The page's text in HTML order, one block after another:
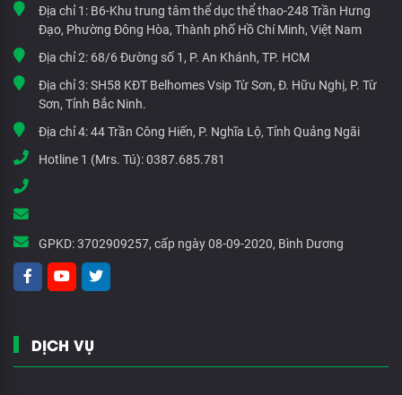
Địa chỉ 1: B6-Khu trung tâm thể dục thể thao-248 Trần Hưng
Đạo, Phường Đông Hòa, Thành phố Hồ Chí Minh, Việt Nam
Địa chỉ 2: 68/6 Đường số 1, P. An Khánh, TP. HCM
Địa chỉ 3:SH58 KĐT Belhomes Vsip Từ Sơn, Đ. Hữu Nghị, P. Từ
Sơn, Tỉnh Bắc Ninh.
Địa chỉ 4:44 Trần Công Hiến, P. Nghĩa Lộ, Tỉnh Quảng Ngãi
Hotline 1 (Mrs. Tú):0387.685.781
GPKD:3702909257, cấp ngày 08-09-2020, Bình Dương
DỊCH VỤ